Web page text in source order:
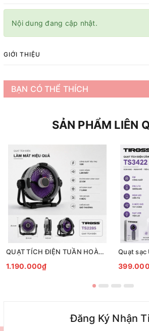
Nội dung đang cập nhật.
GIỚI THIỆU
BẠN CÓ THỂ THÍCH
SẢN PHẨM LIÊN
QUẠT TÍCH ĐIỆN TUẦN HOÀN ĐỂ BÀN TIROSS TS2285
1.190.000₫
Đăng Ký Nhận